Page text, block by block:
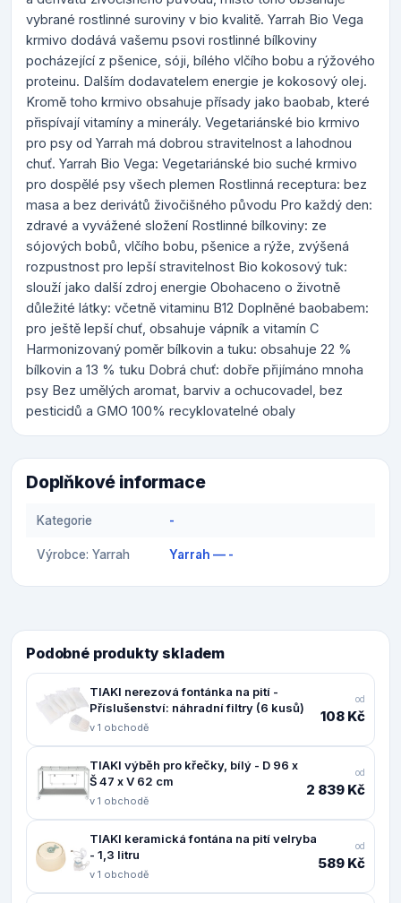
vybrané rostlinné suroviny v bio kvalitě. Yarrah Bio Vega
krmivo dodává vašemu psovi rostlinné bílkoviny
pocházející z pšenice, sóji, bílého vlčího bobu a rýžového
proteinu. Dalším dodavatelem energie je kokosový olej.
Kromě toho krmivo obsahuje přísady jako baobab, které
přispívají vitamíny a minerály. Vegetariánské bio krmivo
pro psy od Yarrah má dobrou stravitelnost a lahodnou
chuť. Yarrah Bio Vega: Vegetariánské bio suché krmivo
pro dospělé psy všech plemen Rostlinná receptura: bez
masa a bez derivátů živočišného původu Pro každý den:
zdravé a vyvážené složení Rostlinné bílkoviny: ze
sójových bobů, vlčího bobu, pšenice a rýže, zvýšená
rozpustnost pro lepší stravitelnost Bio kokosový tuk:
slouží jako další zdroj energie Obohaceno o životně
důležité látky: včetně vitaminu B12 Doplněné baobabem:
pro ještě lepší chuť, obsahuje vápník a vitamín C
Harmonizovaný poměr bílkovin a tuku: obsahuje 22 %
bílkovin a 13 % tuku Dobrá chuť: dobře přijímáno mnoha
psy Bez umělých aromat, barviv a ochucovadel, bez
pesticidů a GMO 100% recyklovatelné obaly
Doplňkové informace
Kategorie -
Výrobce: Yarrah Yarrah — -
Podobné produkty skladem
TIAKI nerezová fontánka na pití -
Příslušenství: náhradní filtry (6 kusů)
v 1 obchodě
od
108 Kč
TIAKI výběh pro křečky, bílý - D 96 x
Š 47 x V 62 cm
v 1 obchodě
od
2 839 Kč
TIAKI keramická fontána na pití velryba
- 1,3 litru
v 1 obchodě
od
589 Kč